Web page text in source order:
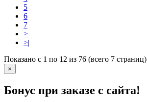
5
6
7
>
>|
Показано с 1 по 12 из 76 (всего 7 страниц)
×
Бонус при заказе с сайта!